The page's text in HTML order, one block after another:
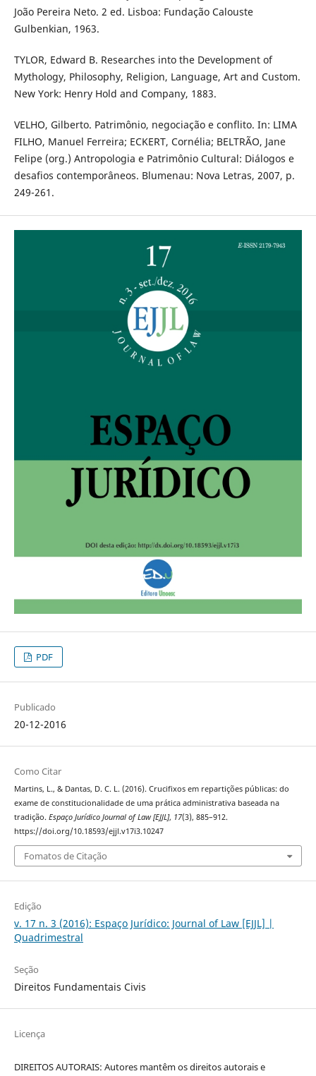
João Pereira Neto. 2 ed. Lisboa: Fundação Calouste
Gulbenkian, 1963.
TYLOR, Edward B. Researches into the Development of
Mythology, Philosophy, Religion, Language, Art and Custom.
New York: Henry Hold and Company, 1883.
VELHO, Gilberto. Patrimônio, negociação e conflito. In: LIMA
FILHO, Manuel Ferreira; ECKERT, Cornélia; BELTRÃO, Jane
Felipe (org.) Antropologia e Patrimônio Cultural: Diálogos e
desafios contemporâneos. Blumenau: Nova Letras, 2007, p.
249-261.
PDF
Publicado
20-12-2016
Como Citar
Martins, L., & Dantas, D. C. L. (2016). Crucifixos em repartições públicas: do
exame de constitucionalidade de uma prática administrativa baseada na
tradição. Espaço Jurídico Journal of Law [EJJL], 17(3), 885–912.
https://doi.org/10.18593/ejjl.v17i3.10247
Fomatos de Citação
Edição
v. 17 n. 3 (2016): Espaço Jurídico: Journal of Law [EJJL] |
Quadrimestral
Seção
Direitos Fundamentais Civis
Licença
DIREITOS AUTORAIS: Autores mantêm os direitos autorais e